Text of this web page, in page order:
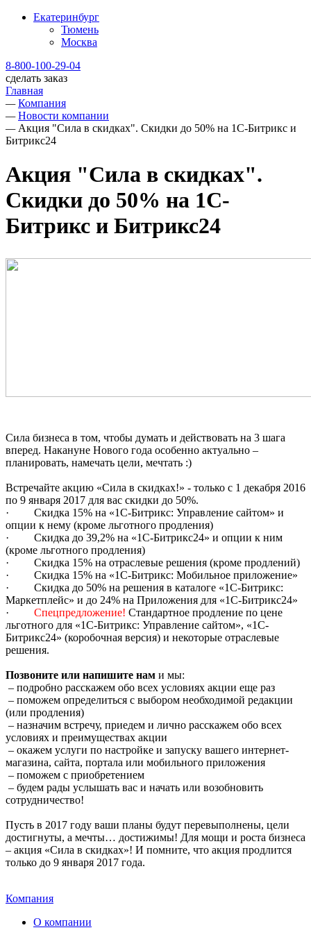
Екатеринбург
Тюмень
Москва
8-800-100-29-04
сделать заказ
Главная
— Компания
— Новости компании
— Акция "Сила в скидках". Скидки до 50% на 1С-Битрикс и
Битрикс24
Акция "Сила в скидках".
Скидки до 50% на 1С-
Битрикс и Битрикс24
Сила бизнеса в том, чтобы думать и действовать на 3 шага
вперед. Накануне Нового года особенно актуально –
планировать, намечать цели, мечтать :)
Встречайте акцию «Сила в скидках!» - только с 1 декабря 2016
по 9 января 2017 для вас скидки до 50%.
· Скидка 15% на «1С-Битрикс: Управление сайтом» и
опции к нему (кроме льготного продления)
· Скидка до 39,2% на «1C-Битрикс24» и опции к ним
(кроме льготного продления)
· Скидка 15% на отраслевые решения (кроме продлений)
· Скидка 15% на «1C-Битрикс: Мобильное приложение»
· Скидка до 50% на решения в каталоге «1С-Битрикс:
Маркетплейс» и до 24% на Приложения для «1С-Битрикс24»
· Спецпредложение! Стандартное продление по цене
льготного для «1С-Битрикс: Управление сайтом», «1C-
Битрикс24» (коробочная версия) и некоторые отраслевые
решения.
Позвоните или напишите нам и мы:
– подробно расскажем обо всех условиях акции еще раз
– поможем определиться с выбором необходимой редакции
(или продления)
– назначим встречу, приедем и лично расскажем обо всех
условиях и преимуществах акции
– окажем услуги по настройке и запуску вашего интернет-
магазина, сайта, портала или мобильного приложения
– поможем с приобретением
– будем рады услышать вас и начать или возобновить
сотрудничество!
Пусть в 2017 году ваши планы будут перевыполнены, цели
достигнуты, а мечты… достижимы! Для мощи и роста бизнеса
– акция «Сила в скидках»! И помните, что акция продлится
только до 9 января 2017 года.
Компания
О компании